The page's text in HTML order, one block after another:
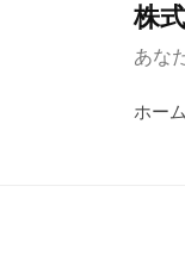
株
あな
ホーム